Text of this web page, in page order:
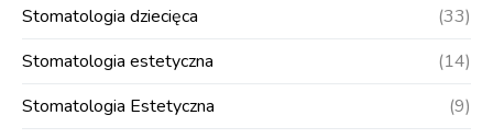
Stomatologia dziecięca
(33)
Stomatologia estetyczna
(14)
Stomatologia Estetyczna
(9)